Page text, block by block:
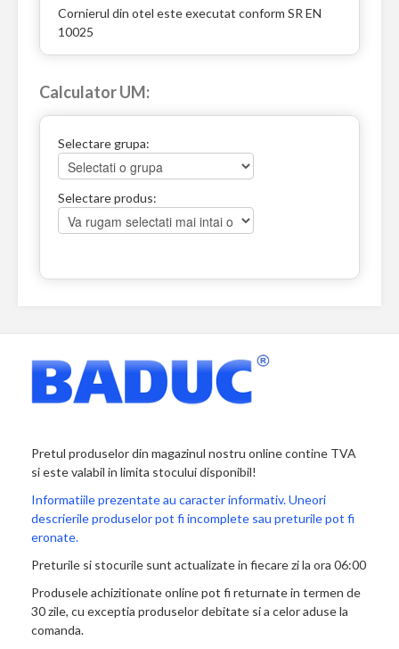
Cornierul din otel este executat conform SR EN
10025
Calculator UM:
Selectare grupa:
Selectare produs:
Pretul produselor din magazinul nostru online contine TVA
si este valabil in limita stocului disponibil!
Informatiile prezentate au caracter informativ. Uneori
descrierile produselor pot fi incomplete sau preturile pot fi
eronate.
Preturile si stocurile sunt actualizate in fiecare zi la ora 06:00
Produsele achizitionate online pot fi returnate in termen de
30 zile, cu exceptia produselor debitate si a celor aduse la
comanda.